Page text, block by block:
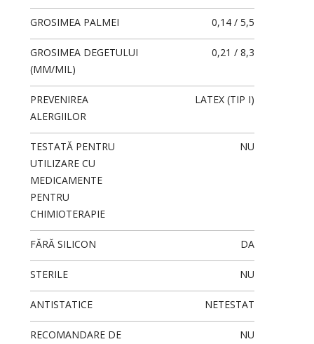
GROSIMEA PALMEI 0,14 / 5,5
GROSIMEA DEGETULUI
(MM/MIL)
0,21 / 8,3
PREVENIREA
ALERGIILOR
LATEX (TIP I)
TESTATĂ PENTRU
UTILIZARE CU
MEDICAMENTE
PENTRU
CHIMIOTERAPIE
NU
FĂRĂ SILICON DA
STERILE NU
ANTISTATICE NETESTAT
RECOMANDARE DE NU